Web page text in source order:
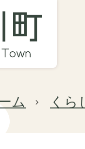
ム くら